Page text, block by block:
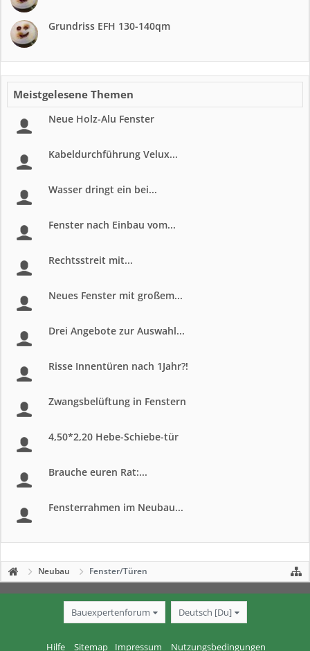
Grundriss EFH 130-140qm
Meistgelesene Themen
Neue Holz-Alu Fenster
Kabeldurchführung Velux...
Wasser dringt ein bei...
Fenster nach Einbau vom...
Rechtsstreit mit...
Neues Fenster mit großem...
Drei Angebote zur Auswahl...
Risse Innentüren nach 1Jahr?!
Zwangsbelüftung in Fenstern
4,50*2,20 Hebe-Schiebe-tür
Brauche euren Rat:...
Fensterrahmen im Neubau...
Neubau Fenster/Türen
Bauexpertenforum Deutsch [Du]
Hilfe Sitemap Impressum Nutzungsbedingungen